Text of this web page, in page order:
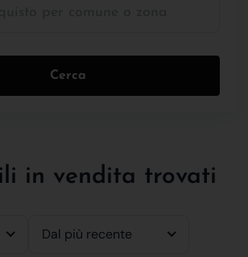
Cerca
in vendita trovati
Dal più recente